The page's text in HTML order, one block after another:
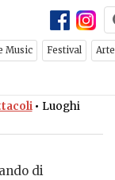
Music Festival Arte
• Luoghi
di